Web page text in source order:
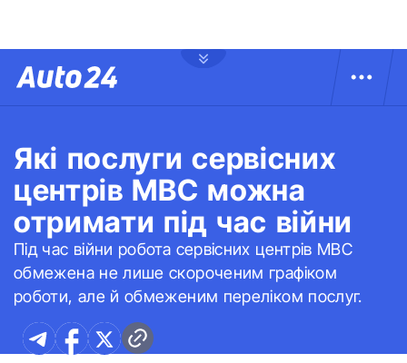
Які послуги сервісних
центрів МВС можна
отримати під час війни
Під час війни робота сервісних центрів МВС
обмежена не лише скороченим графіком
роботи, але й обмеженим переліком послуг.